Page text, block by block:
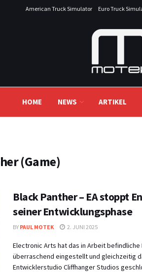
American Truck Simulator Euro Truck
HOME NEWS ARTIKEL
(Game)
Black Panther – EA stoppt
seiner Entwicklungsphase
BY PAUL MOTEK 2. JUNI 2025
Electronic Arts hat das in Arbeit befindliche
überraschend eingestellt und gleichzeitig
Entwicklerstudio Cliffhanger Studios